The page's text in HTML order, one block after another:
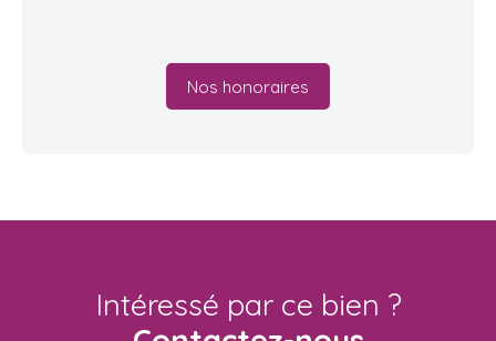
Nos honoraires
Intéressé par ce bien ?